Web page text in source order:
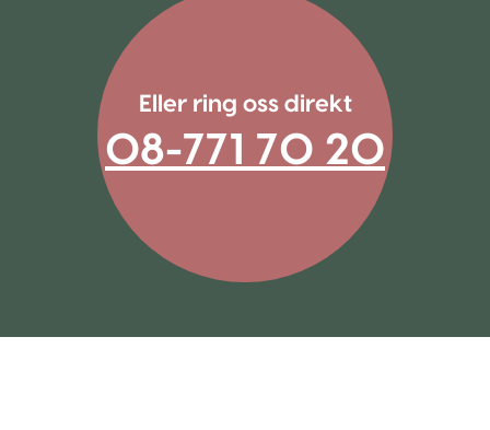
Eller ring oss direkt
08-771 70 20